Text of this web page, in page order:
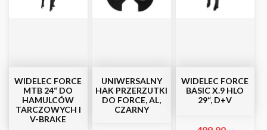
WIDELEC FORCE
MTB 24“ DO
HAMULCÓW
TARCZOWYCH I
V-BRAKE
UNIWERSALNY
HAK PRZERZUTKI
DO FORCE, AL,
CZARNY
WIDELEC FORCE
BASIC X.9 HLO
29“, D+V